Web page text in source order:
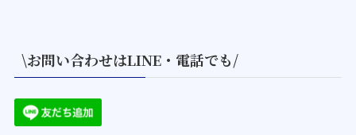
\お問い合わせはLINE・電話でも/